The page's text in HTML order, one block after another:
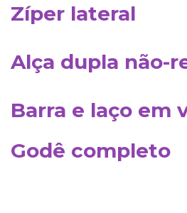
Zíper lateral
​Alça dupla não-
Barra e laço em
Godê completo